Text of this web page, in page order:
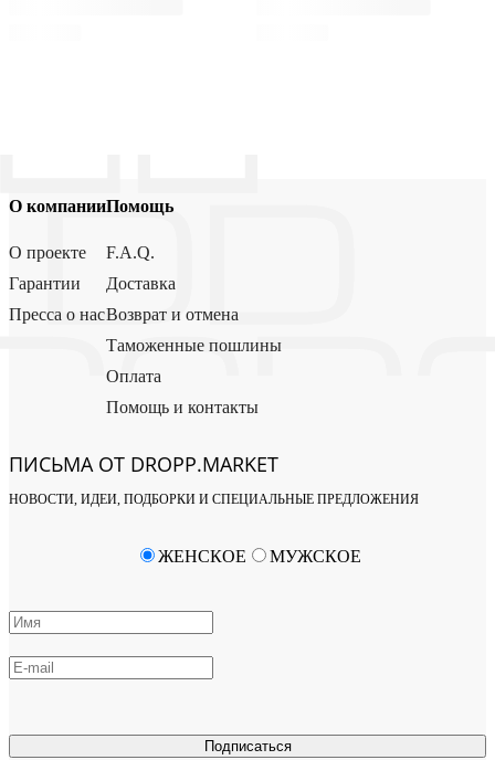
О компании
О проекте
Гарантии
Пресса о нас
Помощь
F.A.Q.
Доставка
Возврат и отмена
Таможенные пошлины
Оплата
Помощь и контакты
ПИСЬМА ОТ DROPP.MARKET
НОВОСТИ, ИДЕИ, ПОДБОРКИ И СПЕЦИАЛЬНЫЕ ПРЕДЛОЖЕНИЯ
Подписаться
ЖЕНСКОЕ МУЖСКОЕ